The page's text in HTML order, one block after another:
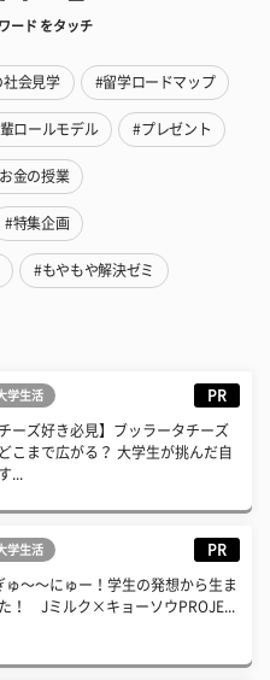
ード をタッチ
社会見学 #留学ロードマップ
ロールモデル #プレゼント
金の授業
#特集企画
#もやもや解決ゼミ
学生活 PR
チーズ好き必見】ブッラータチーズ
こまで広がる？ 大学生が挑んだ自
...
学生活 PR
ゅ〜〜にゅー！学生の発想から生ま
！ Jミルク×キョーソウPROJE...